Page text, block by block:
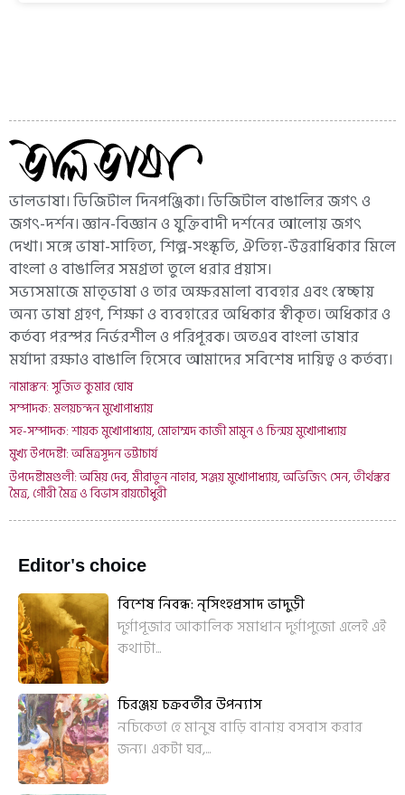
ভালভাষা। ডিজিটাল দিনপঞ্জিকা। ডিজিটাল বাঙালির জগৎ ও
জগৎ-দর্শন। জ্ঞান-বিজ্ঞান ও যুক্তিবাদী দর্শনের আলোয় জগৎ
দেখা। সঙ্গে ভাষা-সাহিত্য, শিল্প-সংস্কৃতি, ঐতিহ্য-উত্তরাধিকার মিলে
বাংলা ও বাঙালির সমগ্রতা তুলে ধরার প্রয়াস।
সভ্যসমাজে মাতৃভাষা ও তার অক্ষরমালা ব্যবহার এবং স্বেচ্ছায়
অন্য ভাষা গ্রহণ, শিক্ষা ও ব্যবহারের অধিকার স্বীকৃত। অধিকার ও
কর্তব্য পরস্পর নির্ভরশীল ও পরিপূরক। অতএব বাংলা ভাষার
মর্যাদা রক্ষাও বাঙালি হিসেবে আমাদের সবিশেষ দায়িত্ব ও কর্তব্য।
নামাঙ্কন: সুজিত কুমার ঘোষ
সম্পাদক: মলয়চন্দন মুখোপাধ্যায়
সহ-সম্পাদক: শায়ক মুখোপাধ্যায়, মোহাম্মদ কাজী মামুন ও চিন্ময় মুখোপাধ্যায়
মুখ্য উপদেষ্টা: অমিত্রসূদন ভট্টাচার্য
উপদেষ্টামণ্ডলী: অমিয় দেব, মীরাতুন নাহার, সঞ্জয় মুখোপাধ্যায়, অভিজিৎ সেন, তীর্থঙ্কর
মৈত্র, গৌরী মৈত্র ও বিভাস রায়চৌধুরী
Editor's choice
বিশেষ নিবন্ধ: নৃসিংহপ্রসাদ ভাদুড়ী
দুর্গাপূজার আকালিক সমাধান দুর্গাপুজো এলেই এই
কথাটা...
চিরঞ্জয় চক্রবর্তীর উপন্যাস
নচিকেতা হে মানুষ বাড়ি বানায় বসবাস করার
জন্য। একটা ঘর,...